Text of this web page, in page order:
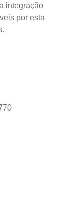
integração
por esta